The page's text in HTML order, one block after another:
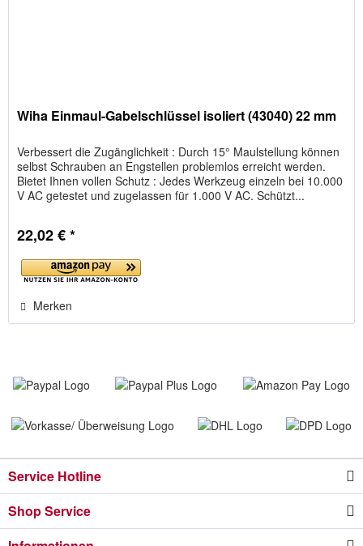
Wiha Einmaul-Gabelschlüssel isoliert (43040) 22 mm
Verbessert die Zugänglichkeit : Durch 15° Maulstellung können
selbst Schrauben an Engstellen problemlos erreicht werden.
Bietet Ihnen vollen Schutz : Jedes Werkzeug einzeln bei 10.000
V AC getestet und zugelassen für 1.000 V AC. Schützt...
22,02 € *
Merken
Service Hotline
Shop Service